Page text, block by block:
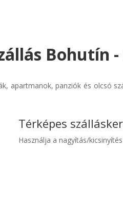
Bohutín -
apartmanok, panziók és olcsó
Térképes
Használja a nagyítás/